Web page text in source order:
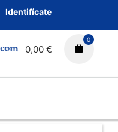
Identifícate
0,00 €
0